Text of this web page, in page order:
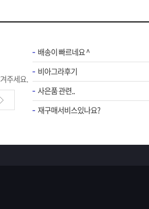
주세요.
배송이 빠르네요 ^
비아그라후기
사은품 관련..
재구매서비스있나요?